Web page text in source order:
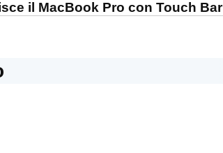
il MacBook Pro con Touch Bar